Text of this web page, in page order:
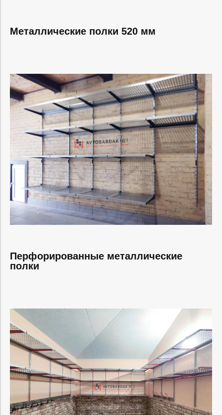
Металлические полки 520 мм
Перфорированные металлические
полки